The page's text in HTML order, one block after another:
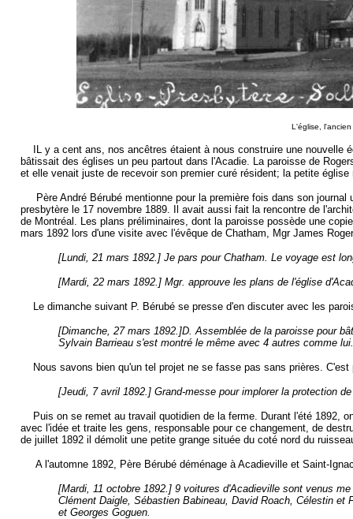
L'église,
IL y a cent ans, nos ancêtres étaient à nous construire une nouvelle
bâtissait des églises un peu partout dans l'Acadie. La paroisse de
et elle venait juste de recevoir son premier curé résident; la petite
Père André Bérubé mentionne pour la première fois dans son
presbytère le 17 novembre 1889. Il avait aussi fait la rencontre de
de Montréal. Les plans préliminaires, dont la paroisse possède une
mars 1892 lors d'une visite avec l'évêque de Chatham, Mgr James
[Lundi, 21 mars 1892.] Je pars pour Chatham. Le voyage est
[Mardi, 22 mars 1892.] Mgr. approuve les plans de l'église
Le dimanche suivant P. Bérubé se presse d'en discuter avec les
[Dimanche, 27 mars 1892.]D. Assemblée de la paroisse pour
Sylvain Barrieau s'est montré le même avec 4 autres comme lui.
Nous savons bien qu'un tel projet ne se fasse pas sans prières.
[Jeudi, 7 avril 1892.] Grand-messe pour implorer la protection
Puis on se remet au travail quotidien de la ferme. Durant l'été 1892,
avec l'idée et traite les gens, responsable pour ce changement, de
de juillet 1892 il démolit une petite grange située du coté nord du
A l'automne 1892, Père Bérubé déménage à Acadieville et Saint-
[Mardi, 11 octobre 1892.] 9 voitures d'Acadieville sont venus
Clément Daigle, Sébastien Babineau, David Roach, Célestin
et Georges Goguen.